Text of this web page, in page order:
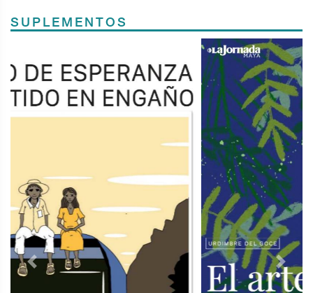
SUPLEMENTOS
Previous Next